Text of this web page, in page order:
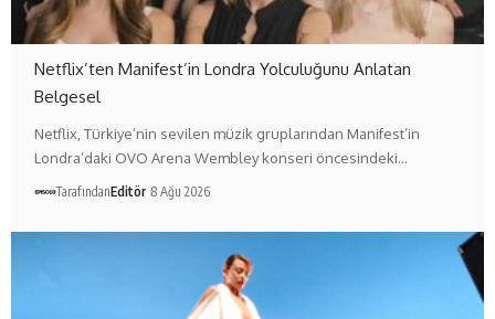
Netflix’ten Manifest’in Londra Yolculuğunu Anlatan
Belgesel
Netflix, Türkiye’nin sevilen müzik gruplarından Manifest’in
Londra’daki OVO Arena Wembley konseri öncesindeki…
TarafındanEditör 8 Ağu 2026